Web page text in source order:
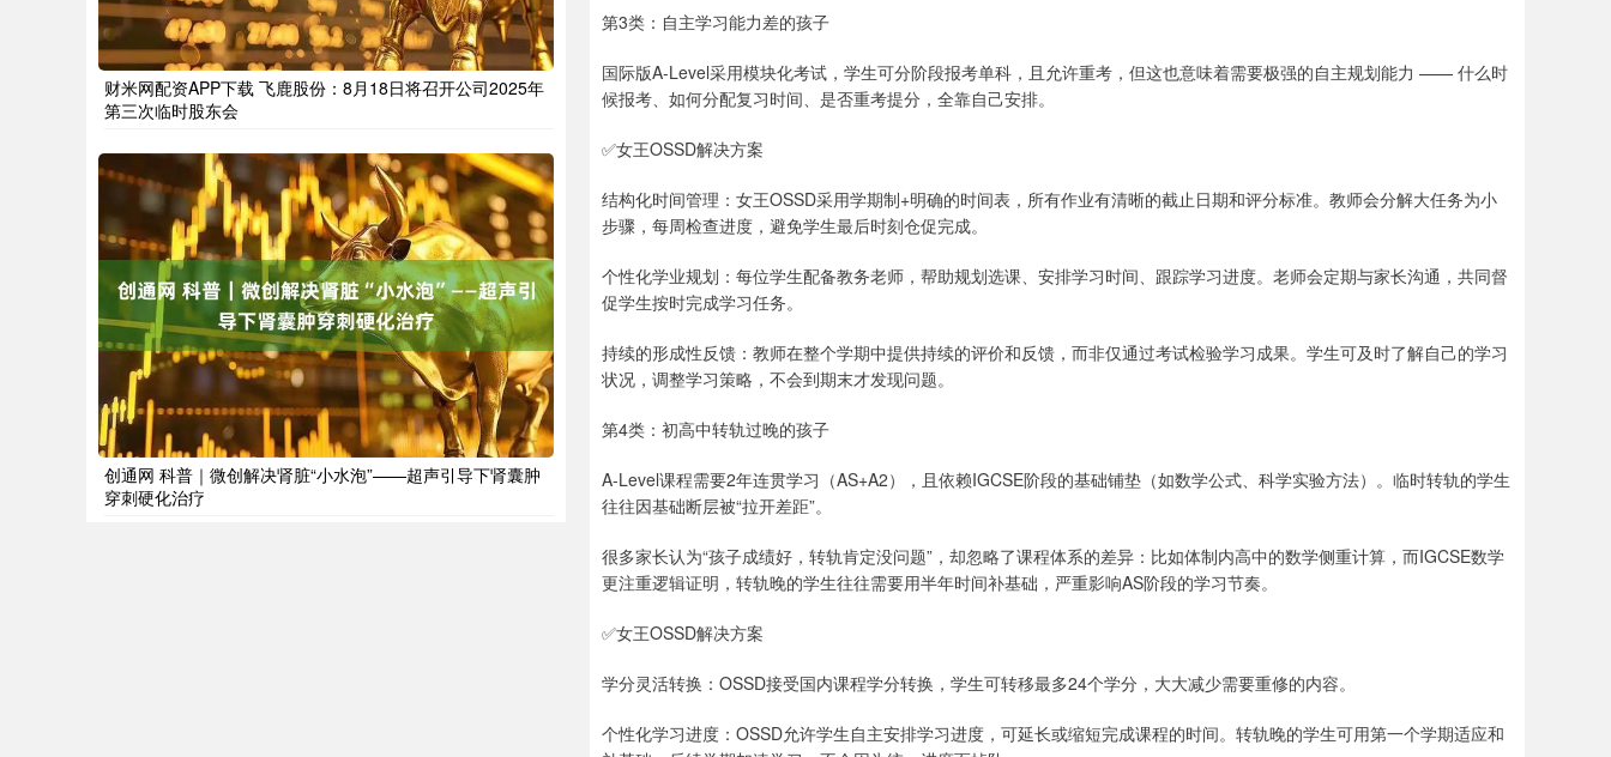
第3类：自主学习能力差的孩子
国际版A-Level采用模块化考试，学生可分阶段报考单科，且允许重考，但这也意味着需要极强的自主规划能力 —— 什么时
候报考、如何分配复习时间、是否重考提分，全靠自己安排。
✅女王OSSD解决方案
结构化时间管理：女王OSSD采用学期制+明确的时间表，所有作业有清晰的截止日期和评分标准。教师会分解大任务为小
步骤，每周检查进度，避免学生最后时刻仓促完成。
个性化学业规划：每位学生配备教务老师，帮助规划选课、安排学习时间、跟踪学习进度。老师会定期与家长沟通，共同督
促学生按时完成学习任务。
持续的形成性反馈：教师在整个学期中提供持续的评价和反馈，而非仅通过考试检验学习成果。学生可及时了解自己的学习
状况，调整学习策略，不会到期末才发现问题。
第4类：初高中转轨过晚的孩子
A-Level课程需要2年连贯学习（AS+A2），且依赖IGCSE阶段的基础铺垫（如数学公式、科学实验方法）。临时转轨的学生
往往因基础断层被“拉开差距”。
很多家长认为“孩子成绩好，转轨肯定没问题”，却忽略了课程体系的差异：比如体制内高中的数学侧重计算，而IGCSE数学
更注重逻辑证明，转轨晚的学生往往需要用半年时间补基础，严重影响AS阶段的学习节奏。
✅女王OSSD解决方案
学分灵活转换：OSSD接受国内课程学分转换，学生可转移最多24个学分，大大减少需要重修的内容。
个性化学习进度：OSSD允许学生自主安排学习进度，可延长或缩短完成课程的时间。转轨晚的学生可用第一个学期适应和
财米网配资APP下载 飞鹿股份：8月18日将召开公司2025年
第三次临时股东会
创通网 科普｜微创解决肾脏“小水泡”——超声引导下肾囊肿
穿刺硬化治疗